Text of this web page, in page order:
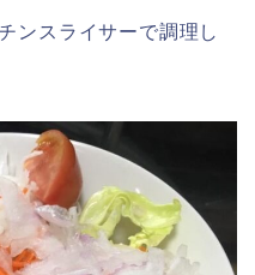
ンスライサーで調理し